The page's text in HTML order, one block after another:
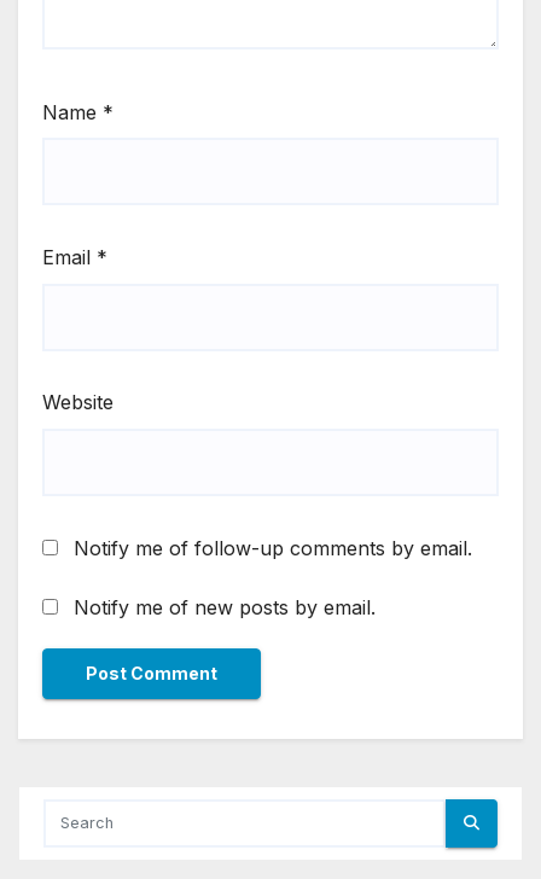
Name *
Email *
Website
Notify me of follow-up comments by email.
Notify me of new posts by email.